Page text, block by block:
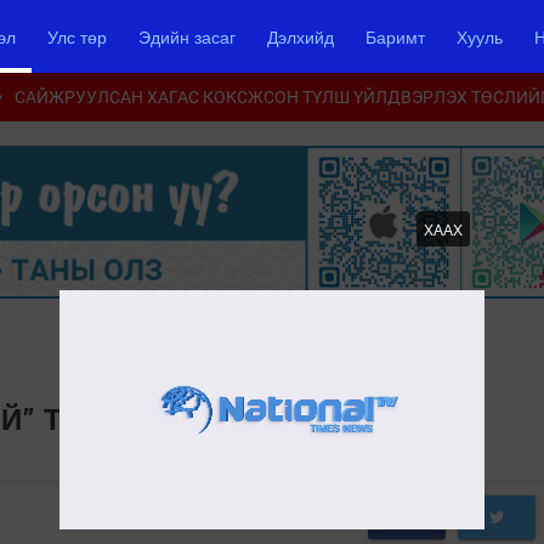
Улс төр Эдийн засаг Дэлхийд Баримт Хууль
ХААХ
САЙЖРУУЛСАН ХАГАС КОКСЖСОН ТҮЛШ ҮЙЛДВЭРЛЭХ
ТӨСӨЛ ХОЁР ЧИГЛЭЛД